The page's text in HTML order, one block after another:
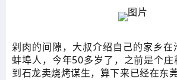
剁肉的间隙，大叔介绍自己的家乡在
蚌埠人，今年50多岁了，之前是个
到石龙卖烧烤谋生，算下来已经在东